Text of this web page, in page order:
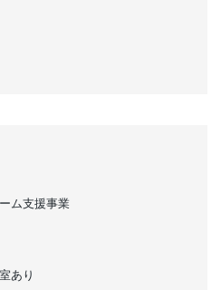
ム支援事業
あり